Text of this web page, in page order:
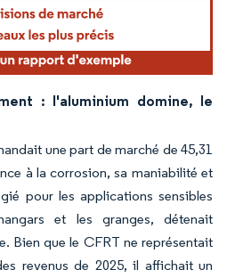
: l'aluminium domine, le
une part de marché de 45,31
à la corrosion, sa maniabilité et
pour les applications sensibles
et les granges, détenait
Bien que le CFRT ne représentait
revenus de 2025, il affichait un